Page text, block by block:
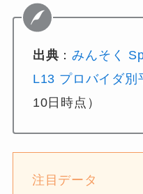
出典 ：みんそく
L13 プロバイダ別
10日時点）
注目データ